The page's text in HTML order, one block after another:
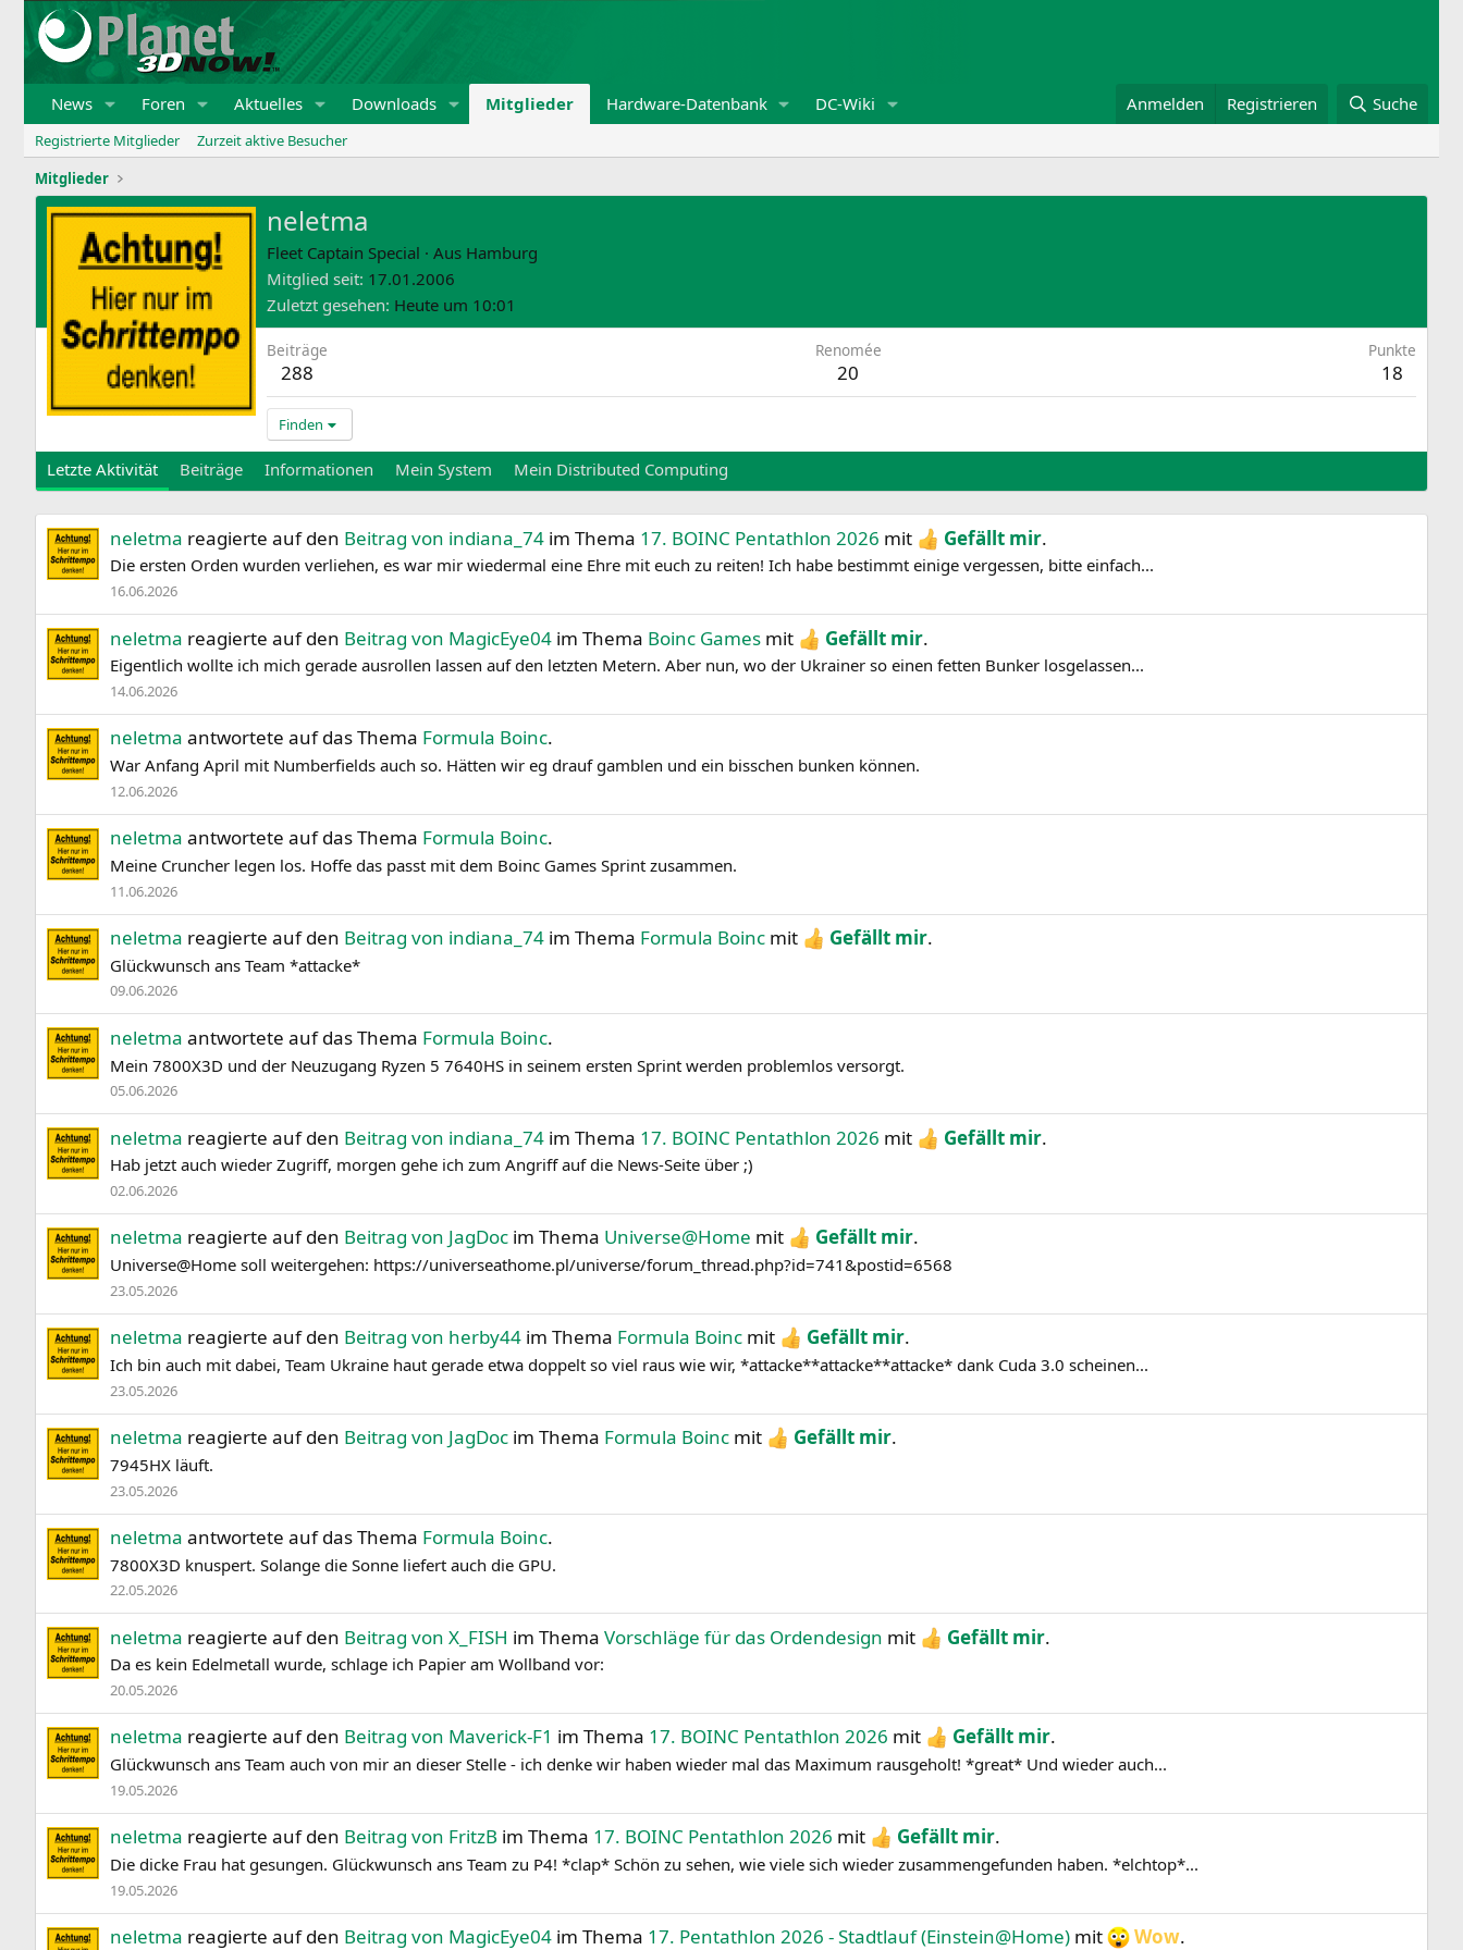
News Foren Aktuelles Downloads Mitglieder Hardware-Datenbank DC-Wiki Anmelden Registrieren Suche
Registrierte Mitglieder
Zurzeit aktive Besucher
Mitglieder
neletma
Fleet Captain Special · Aus Hamburg
Mitglied seit 17.01.2006
Zuletzt gesehen Heute um 10:01
Beiträge
288
Renomée
20
Punkte
18
Finden
Letzte Aktivität Beiträge Informationen Mein System Mein Distributed Computing
neletma reagierte auf den Beitrag von indiana_74 im Thema 17. BOINC Pentathlon 2026 mit Gefällt mir.
Die ersten Orden wurden verliehen, es war mir wiedermal eine Ehre mit euch zu reiten! Ich habe bestimmt einige vergessen, bitte einfach...
16.06.2026
neletma reagierte auf den Beitrag von MagicEye04 im Thema Boinc Games mit Gefällt mir.
Eigentlich wollte ich mich gerade ausrollen lassen auf den letzten Metern. Aber nun, wo der Ukrainer so einen fetten Bunker losgelassen...
14.06.2026
neletma antwortete auf das Thema Formula Boinc.
War Anfang April mit Numberfields auch so. Hätten wir eg drauf gamblen und ein bisschen bunken können.
12.06.2026
neletma antwortete auf das Thema Formula Boinc.
Meine Cruncher legen los. Hoffe das passt mit dem Boinc Games Sprint zusammen.
11.06.2026
neletma reagierte auf den Beitrag von indiana_74 im Thema Formula Boinc mit Gefällt mir.
Glückwunsch ans Team *attacke*
09.06.2026
neletma antwortete auf das Thema Formula Boinc.
Mein 7800X3D und der Neuzugang Ryzen 5 7640HS in seinem ersten Sprint werden problemlos versorgt.
05.06.2026
neletma reagierte auf den Beitrag von indiana_74 im Thema 17. BOINC Pentathlon 2026 mit Gefällt mir.
Hab jetzt auch wieder Zugriff, morgen gehe ich zum Angriff auf die News-Seite über ;)
02.06.2026
neletma reagierte auf den Beitrag von JagDoc im Thema Universe@Home mit Gefällt mir.
Universe@Home soll weitergehen: https://universeathome.pl/universe/forum_thread.php?id=741&postid=6568
23.05.2026
neletma reagierte auf den Beitrag von herby44 im Thema Formula Boinc mit Gefällt mir.
Ich bin auch mit dabei, Team Ukraine haut gerade etwa doppelt so viel raus wie wir, *attacke**attacke**attacke* dank Cuda 3.0 scheinen...
23.05.2026
neletma reagierte auf den Beitrag von JagDoc im Thema Formula Boinc mit Gefällt mir.
7945HX läuft.
23.05.2026
neletma antwortete auf das Thema Formula Boinc.
7800X3D knuspert. Solange die Sonne liefert auch die GPU.
22.05.2026
neletma reagierte auf den Beitrag von X_FISH im Thema Vorschläge für das Ordendesign mit Gefällt mir.
Da es kein Edelmetall wurde, schlage ich Papier am Wollband vor:
20.05.2026
neletma reagierte auf den Beitrag von Maverick-F1 im Thema 17. BOINC Pentathlon 2026 mit Gefällt mir.
Glückwunsch ans Team auch von mir an dieser Stelle - ich denke wir haben wieder mal das Maximum rausgeholt! *great* Und wieder auch...
19.05.2026
neletma reagierte auf den Beitrag von FritzB im Thema 17. BOINC Pentathlon 2026 mit Gefällt mir.
Die dicke Frau hat gesungen. Glückwunsch ans Team zu P4! *clap* Schön zu sehen, wie viele sich wieder zusammengefunden haben. *elchtop*...
19.05.2026
neletma reagierte auf den Beitrag von MagicEye04 im Thema 17. Pentathlon 2026 - Stadtlauf (Einstein@Home) mit Wow.